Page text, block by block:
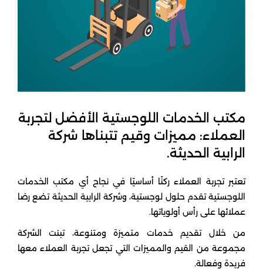
مكتب الخدمات اللوجستية الأفضل لتجربة
العملاء: مميزات وقيم تتبناها شركة
الرابية الحديثة.
تعتبر تجربة العملاء ركنًا أساسيًا في نجاح أي مكتب الخدمات
اللوجستية تقدم حلول لوجستية، وشركة الرابية الحديثة تضع رضا
عملائها على رأس أولوياتها.
من خلال تقديم خدمات متميزة ومتنوعة، تبنت الشركة
مجموعة من القيم والمميزات التي تجعل تجربة العملاء معها
فريدة وفعالة.